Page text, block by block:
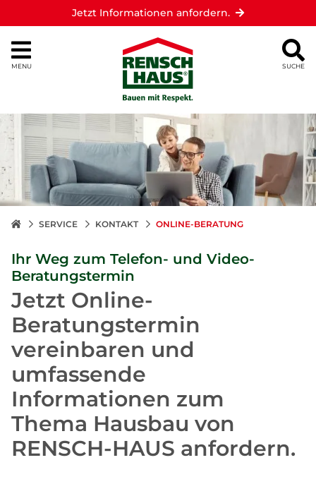
Jetzt Informationen anfordern.
MENU SUCHE
SERVICE KONTAKT ONLINE-BERATUNG
Ihr Weg zum Telefon- und Video-
Beratungstermin
Jetzt Online-
Beratungstermin
vereinbaren und
umfassende
Informationen zum
Thema Hausbau von
RENSCH-HAUS anfordern.